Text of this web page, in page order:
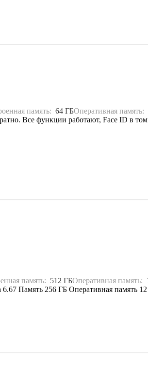
память: 64 ГБОперативная память:
Все функции работают, Face ID в
память: 512 ГБОперативная память:
Память 256 ГБ Оперативная память